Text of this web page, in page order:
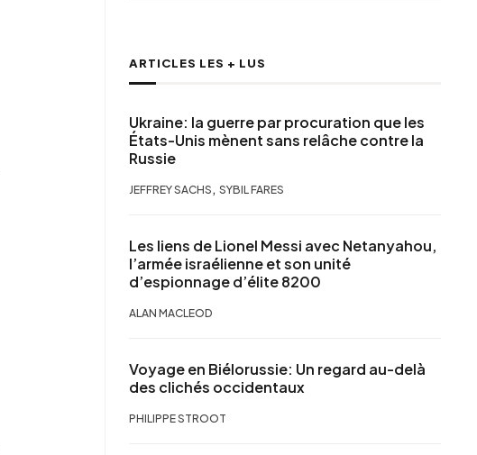
ARTICLES LES + LUS
Ukraine: la guerre par procuration que les
États-Unis mènent sans relâche contre la
Russie
JEFFREY SACHS , SYBIL FARES
Les liens de Lionel Messi avec Netanyahou,
l’armée israélienne et son unité
d’espionnage d’élite 8200
ALAN MACLEOD
Voyage en Biélorussie: Un regard au-delà
des clichés occidentaux
PHILIPPE STROOT